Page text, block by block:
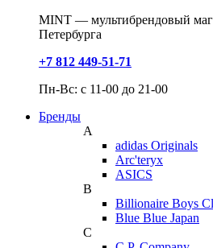
MINT — мультибрендовый
Петербурга
+7 812 449-51-71
Пн-Вс: с 11-00 до 21-00
Бренды
A
adidas Originals
Arc'teryx
ASICS
B
Billionaire Boys
Blue Blue Japan
C